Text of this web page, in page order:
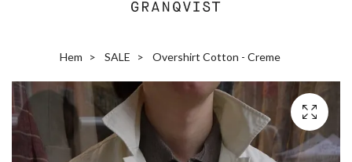
Hem SALE Overshirt Cotton - Creme